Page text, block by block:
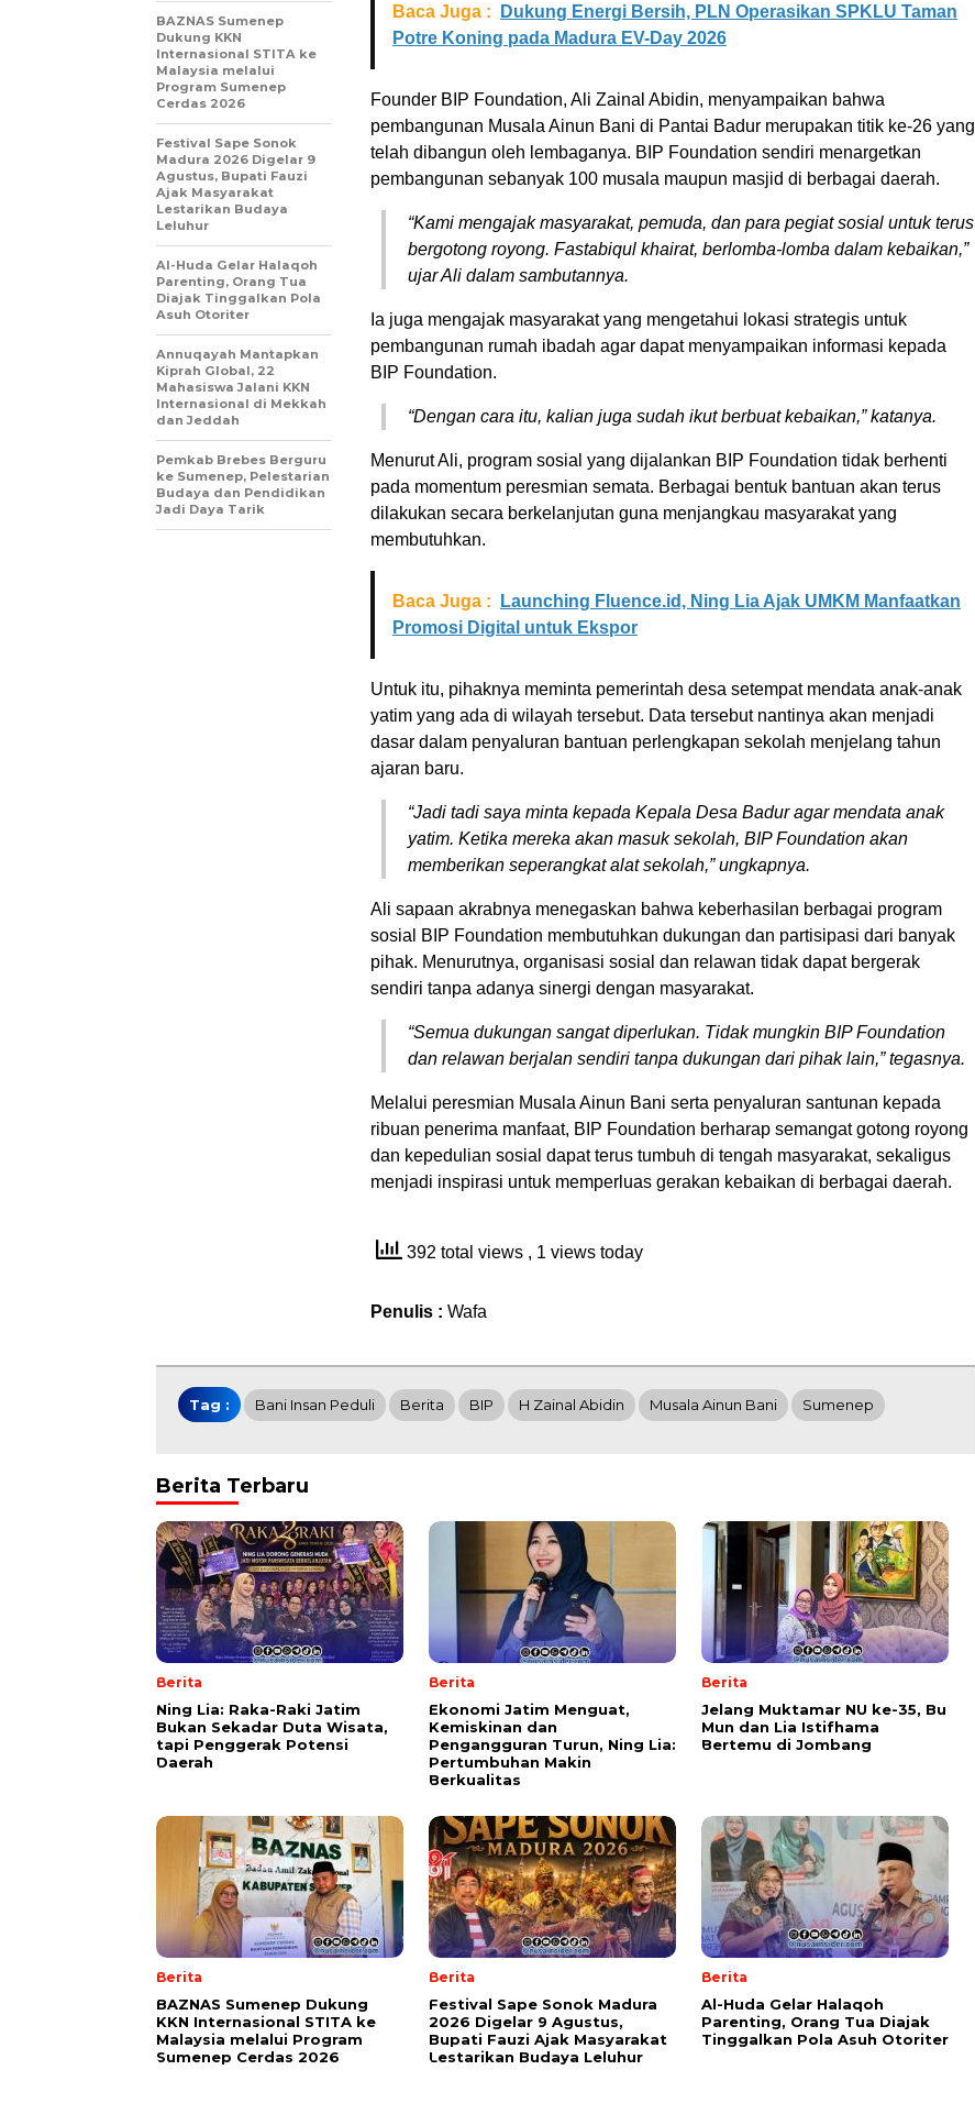
Baca Juga :
Dukung Energi Bersih, PLN Operasikan SPKLU Taman
Potre Koning pada Madura EV-Day 2026
Founder BIP Foundation, Ali Zainal Abidin, menyampaikan bahwa
pembangunan Musala Ainun Bani di Pantai Badur merupakan titik ke-26 yang
telah dibangun oleh lembaganya. BIP Foundation sendiri menargetkan
pembangunan sebanyak 100 musala maupun masjid di berbagai daerah.
“Kami mengajak masyarakat, pemuda, dan para pegiat sosial untuk terus
bergotong royong. Fastabiqul khairat, berlomba-lomba dalam kebaikan,”
ujar Ali dalam sambutannya.
Ia juga mengajak masyarakat yang mengetahui lokasi strategis untuk
pembangunan rumah ibadah agar dapat menyampaikan informasi kepada
BIP Foundation.
“Dengan cara itu, kalian juga sudah ikut berbuat kebaikan,” katanya.
Menurut Ali, program sosial yang dijalankan BIP Foundation tidak berhenti
pada momentum peresmian semata. Berbagai bentuk bantuan akan terus
dilakukan secara berkelanjutan guna menjangkau masyarakat yang
membutuhkan.
Baca Juga :
Launching Fluence.id, Ning Lia Ajak UMKM Manfaatkan
Promosi Digital untuk Ekspor
Untuk itu, pihaknya meminta pemerintah desa setempat mendata anak-anak
yatim yang ada di wilayah tersebut. Data tersebut nantinya akan menjadi
dasar dalam penyaluran bantuan perlengkapan sekolah menjelang tahun
ajaran baru.
“Jadi tadi saya minta kepada Kepala Desa Badur agar mendata anak
yatim. Ketika mereka akan masuk sekolah, BIP Foundation akan
memberikan seperangkat alat sekolah,” ungkapnya.
Ali sapaan akrabnya menegaskan bahwa keberhasilan berbagai program
sosial BIP Foundation membutuhkan dukungan dan partisipasi dari banyak
pihak. Menurutnya, organisasi sosial dan relawan tidak dapat bergerak
sendiri tanpa adanya sinergi dengan masyarakat.
“Semua dukungan sangat diperlukan. Tidak mungkin BIP Foundation
dan relawan berjalan sendiri tanpa dukungan dari pihak lain,” tegasnya.
Melalui peresmian Musala Ainun Bani serta penyaluran santunan kepada
ribuan penerima manfaat, BIP Foundation berharap semangat gotong royong
dan kepedulian sosial dapat terus tumbuh di tengah masyarakat, sekaligus
menjadi inspirasi untuk memperluas gerakan kebaikan di berbagai daerah.
392 total views , 1 views today
Penulis : Wafa
BAZNAS Sumenep
Dukung KKN
Internasional STITA ke
Malaysia melalui
Program Sumenep
Cerdas 2026
Festival Sape Sonok
Madura 2026 Digelar 9
Agustus, Bupati Fauzi
Ajak Masyarakat
Lestarikan Budaya
Leluhur
Al-Huda Gelar Halaqoh
Parenting, Orang Tua
Diajak Tinggalkan Pola
Asuh Otoriter
Annuqayah Mantapkan
Kiprah Global, 22
Mahasiswa Jalani KKN
Internasional di Mekkah
dan Jeddah
Pemkab Brebes Berguru
ke Sumenep, Pelestarian
Budaya dan Pendidikan
Jadi Daya Tarik
Tag : Bani Insan Peduli Berita BIP H Zainal Abidin Musala Ainun Bani Sumenep
Berita Terbaru
Berita
Ning Lia: Raka-Raki Jatim
Bukan Sekadar Duta Wisata,
tapi Penggerak Potensi
Daerah
Berita
Ekonomi Jatim Menguat,
Kemiskinan dan
Pengangguran Turun, Ning Lia:
Pertumbuhan Makin
Berkualitas
Berita
Jelang Muktamar NU ke-35, Bu
Mun dan Lia Istifhama
Bertemu di Jombang
Berita
BAZNAS Sumenep Dukung
KKN Internasional STITA ke
Malaysia melalui Program
Sumenep Cerdas 2026
Berita
Festival Sape Sonok Madura
2026 Digelar 9 Agustus,
Bupati Fauzi Ajak Masyarakat
Lestarikan Budaya Leluhur
Berita
Al-Huda Gelar Halaqoh
Parenting, Orang Tua Diajak
Tinggalkan Pola Asuh Otoriter